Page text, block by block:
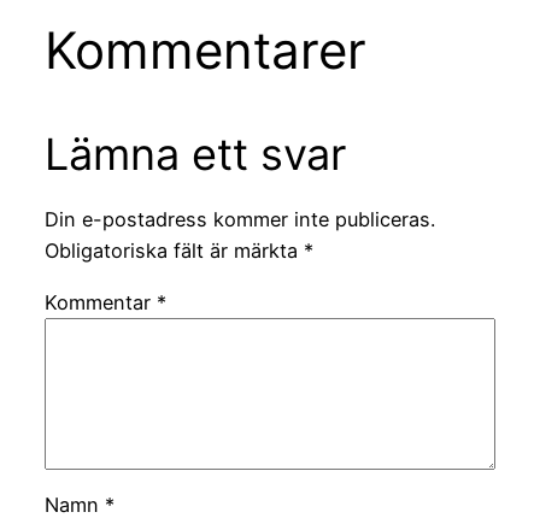
Kommentarer
Lämna ett svar
Din e-postadress kommer inte publiceras.
Obligatoriska fält är märkta *
Kommentar *
Namn *